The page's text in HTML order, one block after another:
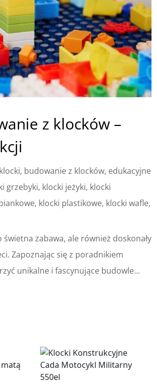
z klocków –
, budowanie z klocków, edukacyjne
grzebyki, klocki jeżyki, klocki
, klocki plastikowe, klocki wafle,
zabawa, ale również doskonały
Zapoznając się z poradnikiem
unikalne i fascynujące budowle...